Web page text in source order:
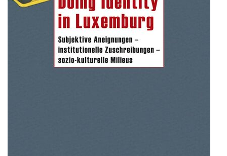
Luxemburg